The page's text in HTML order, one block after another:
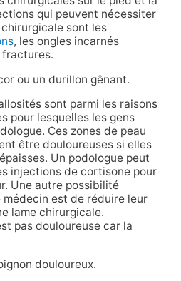
qui peuvent nécessiter
sont les
, les ongles incarnés
ou un durillon gênant.
sont parmi les raisons
pour lesquelles les gens
Ces zones de peau
être douloureuses si elles
Un podologue peut
injections de cortisone pour
Une autre possibilité
est de réduire leur
lame chirurgicale.
pas douloureuse car la
douloureux.